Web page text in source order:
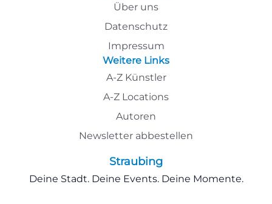
Über uns
Datenschutz
Impressum
Weitere Links
A-Z Künstler
A-Z Locations
Autoren
Newsletter abbestellen
Straubing
Deine Stadt. Deine Events. Deine Momente.